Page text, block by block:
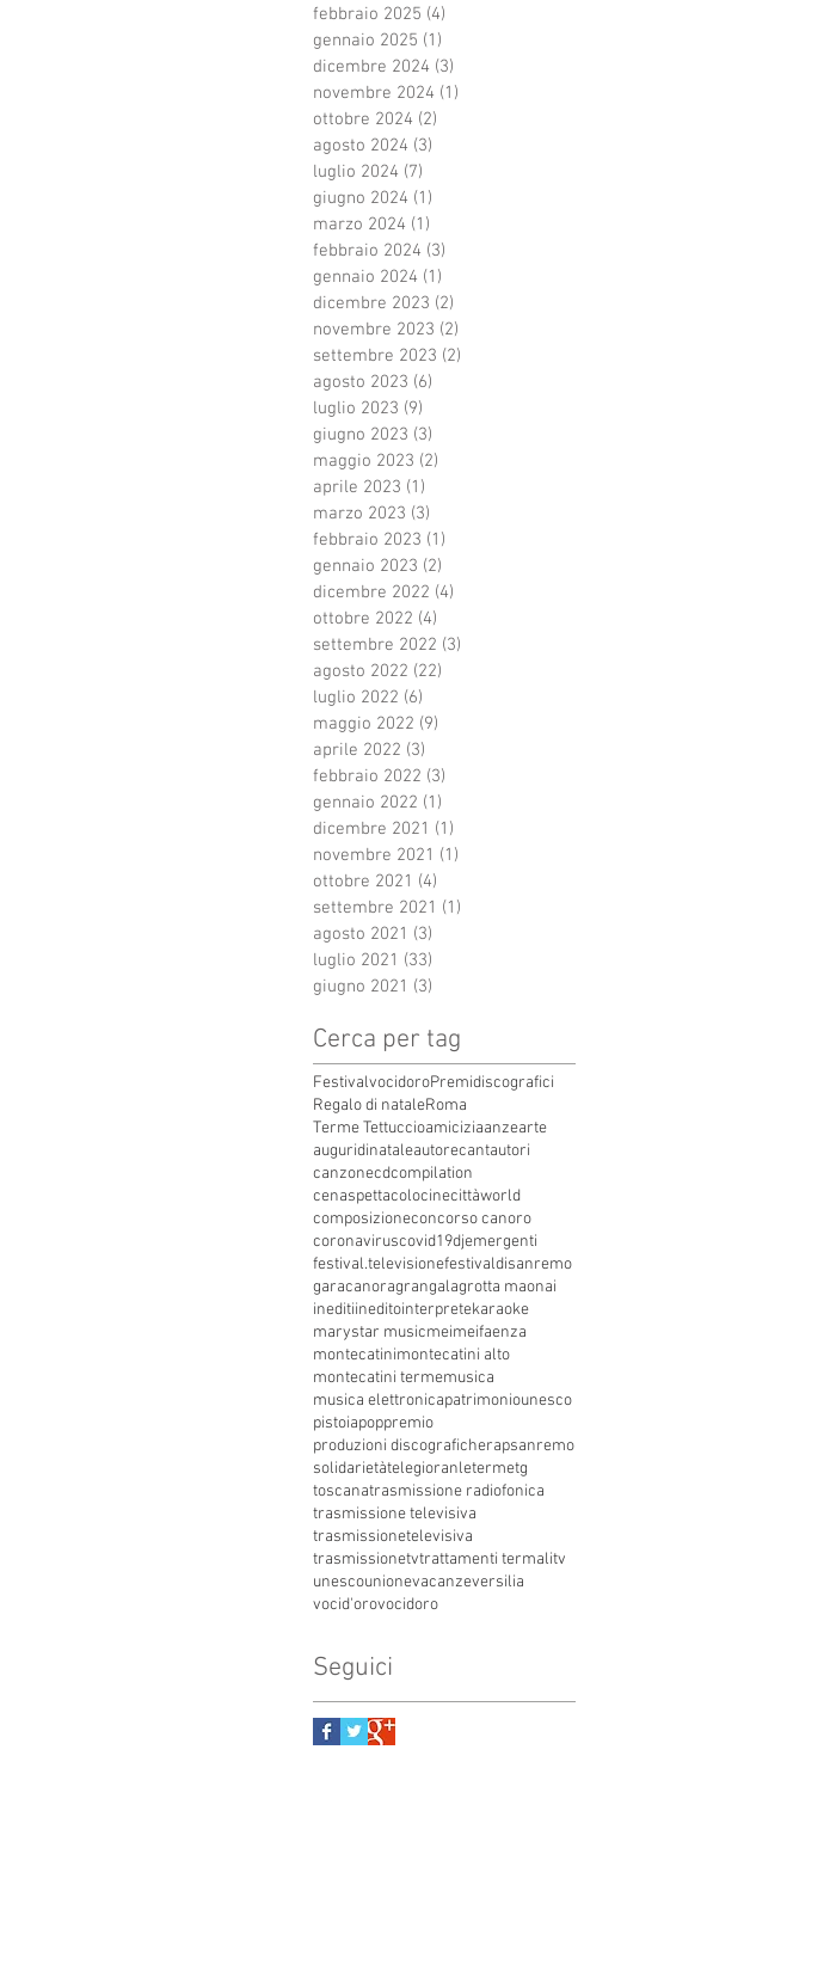
febbraio 2025 (4)
gennaio 2025 (1)
dicembre 2024 (3)
novembre 2024 (1)
ottobre 2024 (2)
agosto 2024 (3)
luglio 2024 (7)
giugno 2024 (1)
marzo 2024 (1)
febbraio 2024 (3)
gennaio 2024 (1)
dicembre 2023 (2)
novembre 2023 (2)
settembre 2023 (2)
agosto 2023 (6)
luglio 2023 (9)
giugno 2023 (3)
maggio 2023 (2)
aprile 2023 (1)
marzo 2023 (3)
febbraio 2023 (1)
gennaio 2023 (2)
dicembre 2022 (4)
ottobre 2022 (4)
settembre 2022 (3)
agosto 2022 (22)
luglio 2022 (6)
maggio 2022 (9)
aprile 2022 (3)
febbraio 2022 (3)
gennaio 2022 (1)
dicembre 2021 (1)
novembre 2021 (1)
ottobre 2021 (4)
settembre 2021 (1)
agosto 2021 (3)
luglio 2021 (33)
giugno 2021 (3)
Cerca per tag
FestivalvocidoroPremidiscografici
Regalo di nataleRoma
Terme Tettuccioamiciziaanzearte
auguridinataleautorecantautori
canzonecdcompilation
cenaspettacolocinecittàworld
composizioneconcorso canoro
coronaviruscovid19djemergenti
festival.televisionefestivaldisanremo
garacanoragrangalagrotta maonai
ineditiineditointerpretekaraoke
marystar musicmeimeifaenza
montecatinimontecatini alto
montecatini termemusica
musica elettronicapatrimoniounesco
pistoiapoppremio
produzioni discograficherapsanremo
solidarietàtelegioranletermetg
toscanatrasmissione radiofonica
trasmissione televisiva
trasmissionetelevisiva
trasmissionetvtrattamenti termalitv
unescounionevacanzeversilia
vocid'orovocidoro
Seguici